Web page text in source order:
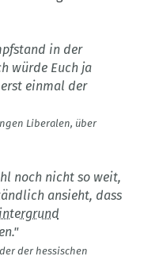
in der
würde Euch ja
einmal der
Liberalen, über
noch nicht so weit,
ansieht, dass
der hessischen